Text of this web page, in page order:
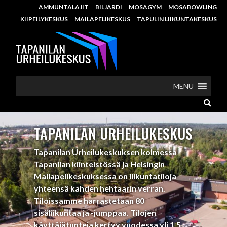
AMMUNTALAJIT BILJARDI MOSAGYM
MOSABOWLING
KIIPEILYKESKUS
MAILAPELIKESKUS TAPULIN LIIKUNTAKESKUS
MENU
TAPANILAN URHEILUKESKUS
Tapanilan Urheilukeskuksen kolmessa
Tapanilan kiinteistössä ja Helsingin
Mailapelikeskuksessa on liikuntatiloja
yhteensä kahden hehtaarin verran.
Tiloissamme harrastetaan 80
sisäliikuntaa ja -jumppaa. Tilojen
käyttäjätunteja kertyy vuodessa yli 1,5